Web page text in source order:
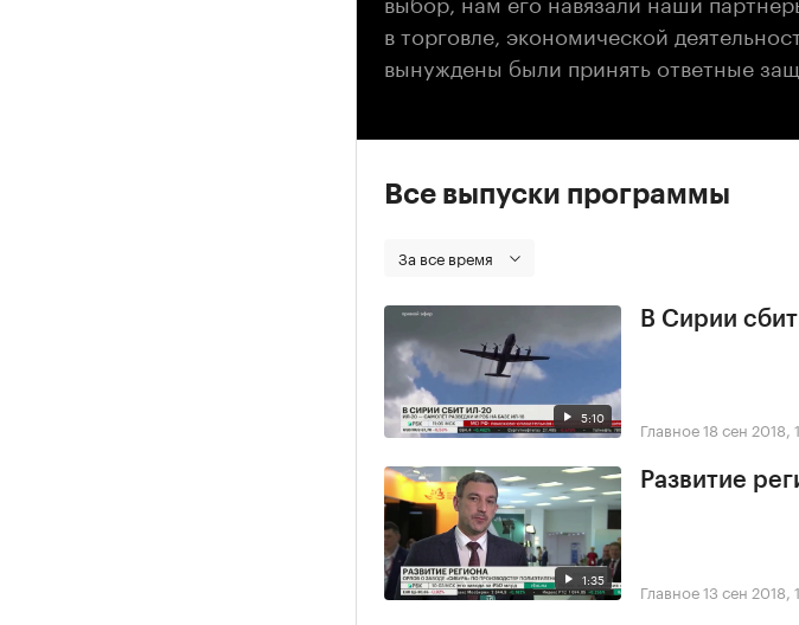
в торговле, экономической
вынуждены были принять ответные
Все выпуски программы
За все время
5:10
В Сирии
Главное18 сен 2018,
1:35
Развитие
Главное13 сен 2018,